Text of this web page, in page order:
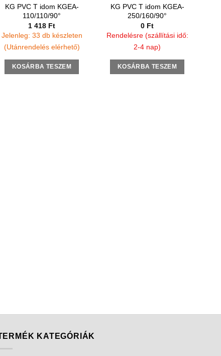
KG PVC T idom KGEA-
110/110/90°
1 418 Ft
Jelenleg: 33 db készleten
(Utánrendelés elérhető)
KOSÁRBA TESZEM
KG PVC T idom KGEA-
250/160/90°
0 Ft
Rendelésre (szállítási idő:
2-4 nap)
KOSÁRBA TESZEM
KATEGÓRIÁK